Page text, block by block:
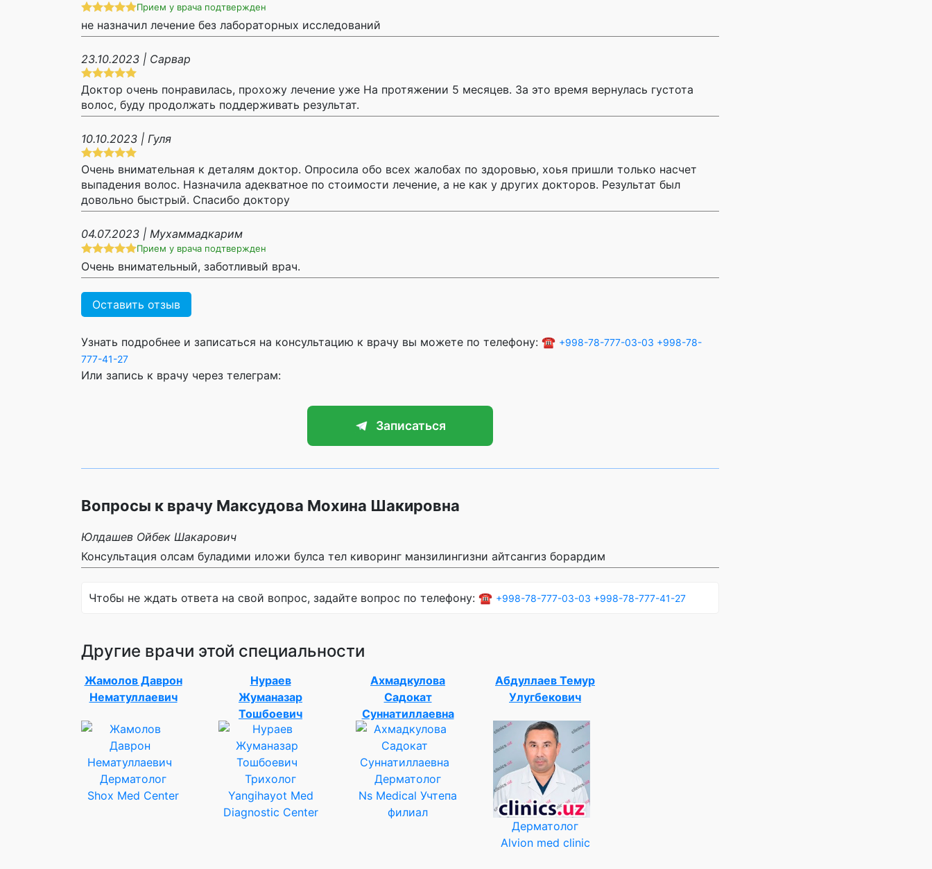
Прием у врача подтвержден
не назначил лечение без лабораторных исследований
23.10.2023 | Сарвар
Доктор очень понравилась, прохожу лечение уже На протяжении 5 месяцев. За это время вернулась густота
волос, буду продолжать поддерживать результат.
10.10.2023 | Гуля
Очень внимательная к деталям доктор. Опросила обо всех жалобах по здоровью, хоья пришли только насчет
выпадения волос. Назначила адекватное по стоимости лечение, а не как у других докторов. Результат был
довольно быстрый. Спасибо доктору
04.07.2023 | Мухаммадкарим
Прием у врача подтвержден
Очень внимательный, заботливый врач.
Оставить отзыв
Узнать подробнее и записаться на консультацию к врачу вы можете по телефону: ☎️ +998-78-777-03-03 +998-78-
777-41-27
Или запись к врачу через телеграм:
Записаться
Вопросы к врачу Максудова Мохина Шакировна
Юлдашев Ойбек Шакарович
Консультация олсам буладими иложи булса тел киворинг манзилингизни айтсангиз борардим
Чтобы не ждать ответа на свой вопрос, задайте вопрос по телефону: ☎️ +998-78-777-03-03 +998-78-777-41-27
Другие врачи этой специальности
Жамолов Даврон
Нематуллаевич
Дерматолог
Shox Med Center
Нураев
Жуманазар
Тошбоевич
Трихолог
Yangihayot Med
Diagnostic Center
Ахмадкулова
Садокат
Суннатиллаевна
Дерматолог
Ns Medical Учтепа
филиал
Абдуллаев Темур
Улугбекович
Дерматолог
Alvion med clinic